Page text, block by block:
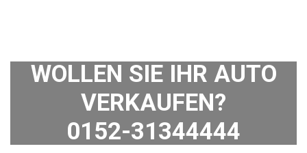
WOLLEN SIE IHR AUTO
VERKAUFEN?
0152-31344444